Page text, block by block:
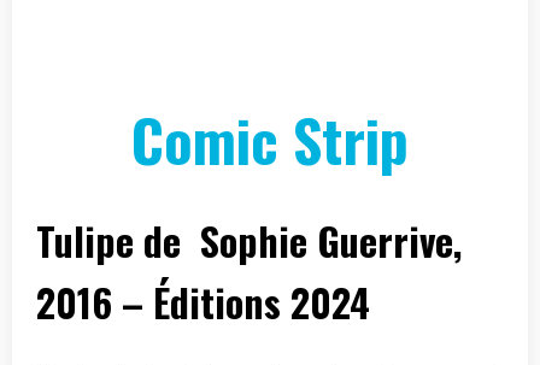
Comic Strip
Tulipe de Sophie Guerrive,
2016 – Éditions 2024